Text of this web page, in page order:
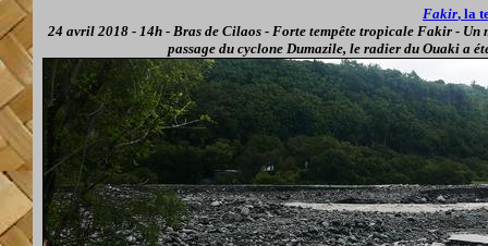
Fakir, la
24 avril 2018 - 14h - Bras de Cilaos - Forte tempête tropicale Fakir - Un
passage ducyclone Dumazile, leradier du Ouaki a